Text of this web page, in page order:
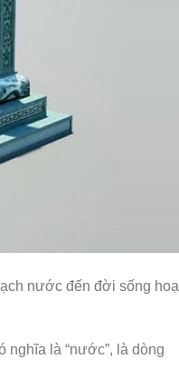
nước đến đời sống hoạ
nghĩa là “nước”, là dòng